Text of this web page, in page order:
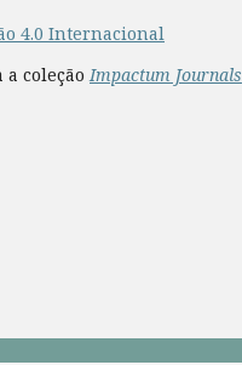
4.0 Internacional
a coleçãoImpactum Journals